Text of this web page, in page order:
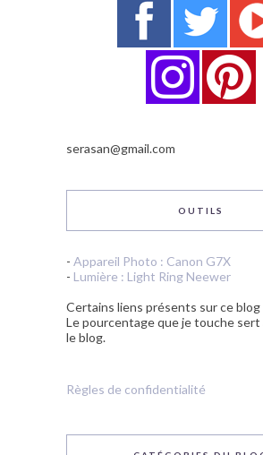
serasan@gmail.com
OUTILS
- Appareil Photo : Canon G7X
- Lumière : Light Ring Neewer
Certains liens présents sur ce
Le pourcentage que je touche sert
le blog.
Règles de confidentialité